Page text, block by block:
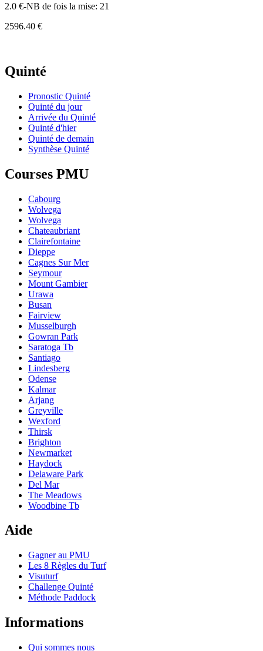
2.0 €-NB de fois la mise: 21
2596.40 €
Quinté
Pronostic Quinté
Quinté du jour
Arrivée du Quinté
Quinté d'hier
Quinté de demain
Synthèse Quinté
Courses PMU
Cabourg
Wolvega
Wolvega
Chateaubriant
Clairefontaine
Dieppe
Cagnes Sur Mer
Seymour
Mount Gambier
Urawa
Busan
Fairview
Musselburgh
Gowran Park
Saratoga Tb
Santiago
Lindesberg
Odense
Kalmar
Arjang
Greyville
Wexford
Thirsk
Brighton
Newmarket
Haydock
Delaware Park
Del Mar
The Meadows
Woodbine Tb
Aide
Gagner au PMU
Les 8 Règles du Turf
Visuturf
Challenge Quinté
Méthode Paddock
Informations
Qui sommes nous